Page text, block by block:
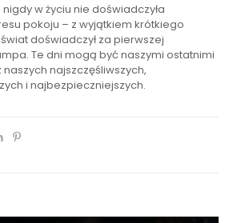
w życiu nie doświadczyła
pokoju – z wyjątkiem krótkiego
doświadczył za pierwszej
Te dni mogą być naszymi ostatnimi
najszczęśliwszych,
i najbezpieczniejszych.